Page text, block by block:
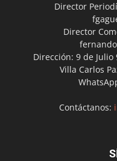
Director
Director
Dirección: 9 de Julio
Villa Carlos
Contáctanos: